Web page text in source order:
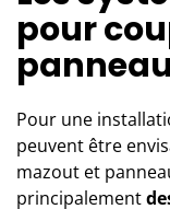
pour
Pour une
peuvent être
mazout et
principalement